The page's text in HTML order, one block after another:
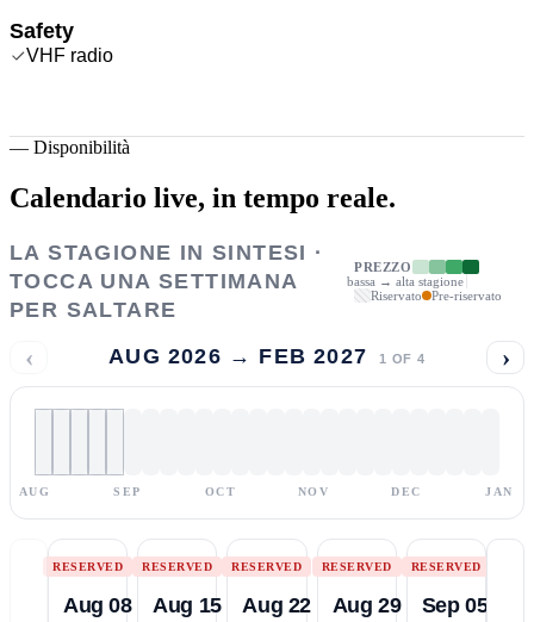
Safety
VHF radio
— Disponibilità
Calendario live, in tempo reale.
LA STAGIONE IN SINTESI ·
TOCCA UNA SETTIMANA
PER SALTARE
PREZZO
bassa → alta stagione
Riservato
Pre-riservato
‹ AUG 2026 → FEB 2027 1 OF 4 ›
AUG SEP OCT NOV DEC JAN
RESERVED
Aug 08
RESERVED
Aug 15
RESERVED
Aug 22
RESERVED
Aug 29
RESERVED
Sep 05